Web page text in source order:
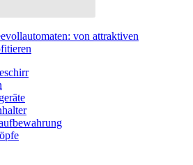
von attraktiven